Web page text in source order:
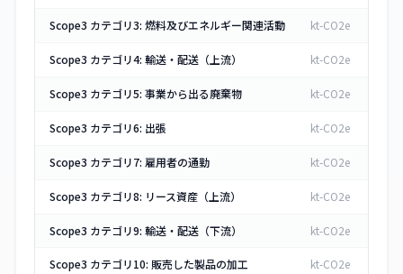
Scope3 カテゴリ3: 燃料及びエネルギー関連活動 kt-CO2e
Scope3 カテゴリ4: 輸送・配送（上流） kt-CO2e
Scope3 カテゴリ5: 事業から出る廃棄物 kt-CO2e
Scope3 カテゴリ6: 出張 kt-CO2e
Scope3 カテゴリ7: 雇用者の通勤 kt-CO2e
Scope3 カテゴリ8: リース資産（上流） kt-CO2e
Scope3 カテゴリ9: 輸送・配送（下流） kt-CO2e
Scope3 カテゴリ10: 販売した製品の加工 kt-CO2e